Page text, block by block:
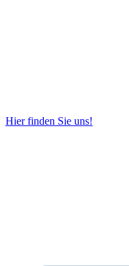
Hier finden Sie uns!